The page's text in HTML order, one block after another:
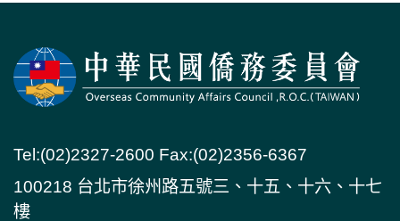
Tel:(02)2327-2600 Fax:(02)2356-6367
100218 台北市徐州路五號三、十五、十六、十七
樓